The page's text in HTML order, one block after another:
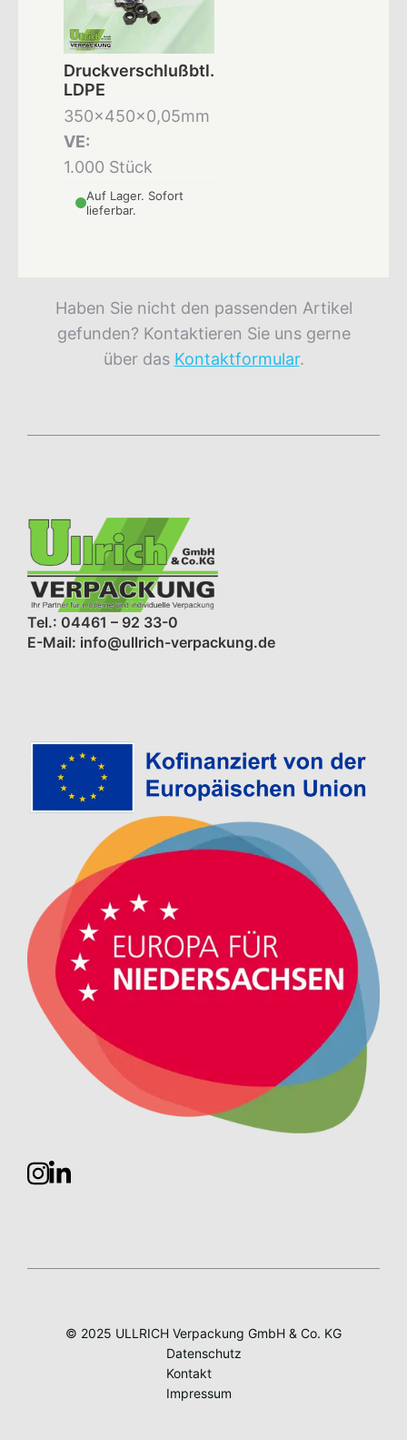
Druckverschlußbtl.
LDPE
350x450x0,05mm
VE:
1.000 Stück
Auf Lager. Sofort
lieferbar.
Haben Sie nicht den passenden Artikel
gefunden? Kontaktieren Sie uns gerne
über das Kontaktformular.
Tel.: 04461 – 92 33-0
E-Mail: info@ullrich-verpackung.de
© 2025 ULLRICH Verpackung GmbH & Co. KG
Datenschutz
Kontakt
Impressum